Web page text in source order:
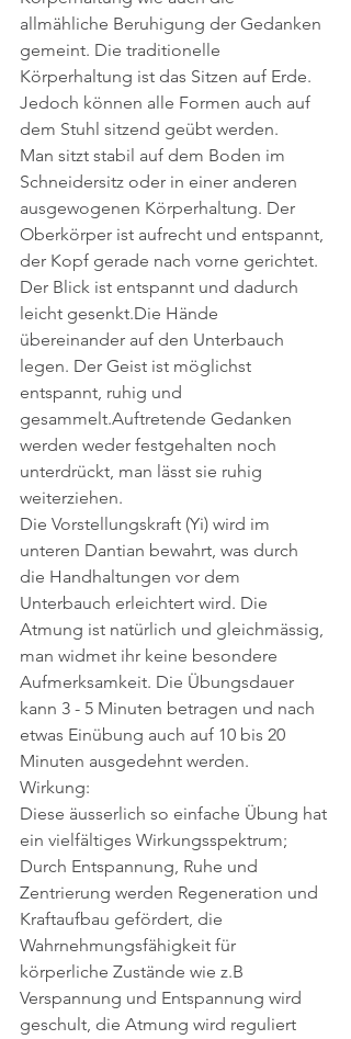
allmähliche Beruhigung der Gedanken
gemeint. Die traditionelle
Körperhaltung ist das Sitzen auf Erde.
Jedoch können alle Formen auch auf
dem Stuhl sitzend geübt werden.
Man sitzt stabil auf dem Boden im
Schneidersitz oder in einer anderen
ausgewogenen Körperhaltung. Der
Oberkörper ist aufrecht und entspannt,
der Kopf gerade nach vorne gerichtet.
Der Blick ist entspannt und dadurch
leicht gesenkt.Die Hände
übereinander auf den Unterbauch
legen. Der Geist ist möglichst
entspannt, ruhig und
gesammelt.Auftretende Gedanken
werden weder festgehalten noch
unterdrückt, man lässt sie ruhig
weiterziehen.
Die Vorstellungskraft (Yi) wird im
unteren Dantian bewahrt, was durch
die Handhaltungen vor dem
Unterbauch erleichtert wird. Die
Atmung ist natürlich und gleichmässig,
man widmet ihr keine besondere
Aufmerksamkeit. Die Übungsdauer
kann 3 - 5 Minuten betragen und nach
etwas Einübung auch auf 10 bis 20
Minuten ausgedehnt werden.
Wirkung:
Diese äusserlich so einfache Übung hat
ein vielfältiges Wirkungsspektrum;
Durch Entspannung, Ruhe und
Zentrierung werden Regeneration und
Kraftaufbau gefördert, die
Wahrnehmungsfähigkeit für
körperliche Zustände wie z.B
Verspannung und Entspannung wird
geschult, die Atmung wird reguliert